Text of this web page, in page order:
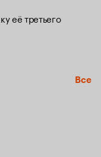
её третьего
Все